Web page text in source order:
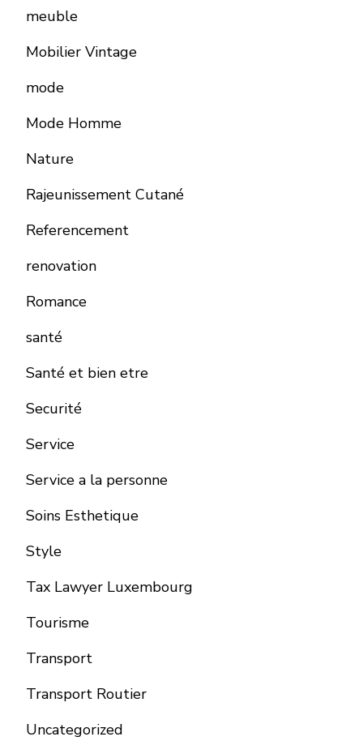
meuble
Mobilier Vintage
mode
Mode Homme
Nature
Rajeunissement Cutané
Referencement
renovation
Romance
santé
Santé et bien etre
Securité
Service
Service a la personne
Soins Esthetique
Style
Tax Lawyer Luxembourg
Tourisme
Transport
Transport Routier
Uncategorized